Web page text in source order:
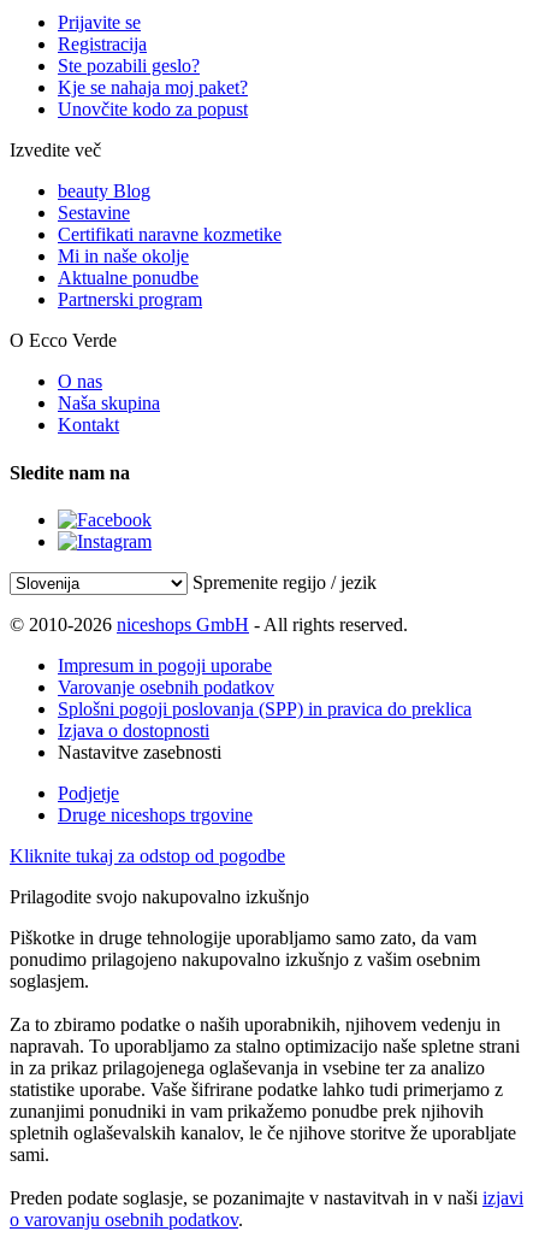
Prijavite se
Registracija
Ste pozabili geslo?
Kje se nahaja moj paket?
Unovčite kodo za popust
Izvedite več
beauty Blog
Sestavine
Certifikati naravne kozmetike
Mi in naše okolje
Aktualne ponudbe
Partnerski program
O Ecco Verde
O nas
Naša skupina
Kontakt
Sledite nam na
Spremenite regijo / jezik
© 2010-2026 niceshops GmbH - All rights reserved.
Impresum in pogoji uporabe
Varovanje osebnih podatkov
Splošni pogoji poslovanja (SPP) in pravica do preklica
Izjava o dostopnosti
Nastavitve zasebnosti
Podjetje
Druge niceshops trgovine
Kliknite tukaj za odstop od pogodbe
Prilagodite svojo nakupovalno izkušnjo
Piškotke in druge tehnologije uporabljamo samo zato, da vam
ponudimo prilagojeno nakupovalno izkušnjo z vašim osebnim
soglasjem.
Za to zbiramo podatke o naših uporabnikih, njihovem vedenju in
napravah. To uporabljamo za stalno optimizacijo naše spletne strani
in za prikaz prilagojenega oglaševanja in vsebine ter za analizo
statistike uporabe. Vaše šifrirane podatke lahko tudi primerjamo z
zunanjimi ponudniki in vam prikažemo ponudbe prek njihovih
spletnih oglaševalskih kanalov, le če njihove storitve že uporabljate
sami.
Preden podate soglasje, se pozanimajte v nastavitvah in v naši izjavi
o varovanju osebnih podatkov.